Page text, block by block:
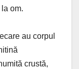
om.
au corpul
crustă,